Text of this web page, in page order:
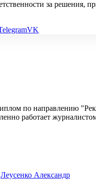
за решения,
VK
по направлению
работает
Леусенко Александр